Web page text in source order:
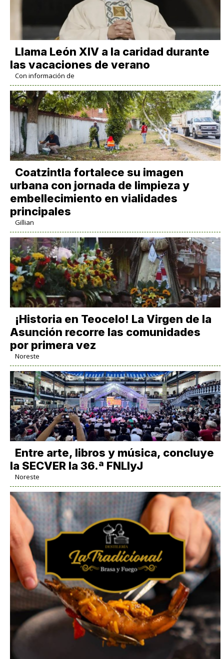
Llama León XIV a la caridad durante
las vacaciones de verano
Con información de
Coatzintla fortalece su imagen
urbana con jornada de limpieza y
embellecimiento en vialidades
principales
Gillian
​¡Historia en Teocelo! La Virgen de la
Asunción recorre las comunidades
por primera vez
Noreste
Entre arte, libros y música, concluye
la SECVER la 36.ª FNLIyJ
Noreste